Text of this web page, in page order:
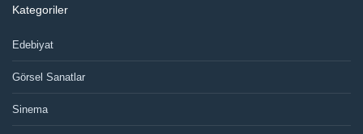
Kategoriler
Edebiyat
Görsel Sanatlar
Sinema